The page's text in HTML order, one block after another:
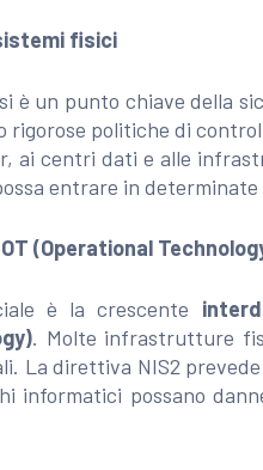
fisici
è un punto chiave della
rigorose politiche di
ai centri dati e alle
entrare in
(Operational
è la crescente
. Molte infrastrutture
La direttiva NIS2
informatici possano